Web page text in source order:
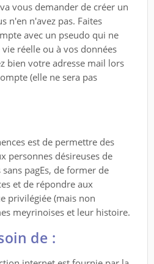
vous demander de créer un
n'en n'avez pas. Faites
avec un pseudo qui ne
réelle ou à vos données
bien votre adresse mail lors
(elle ne sera pas
est de permettre des
personnes désireuses de
pagEs, de former de
et de répondre aux
privilégiée (mais non
meyrinoises et leur histoire.
de :